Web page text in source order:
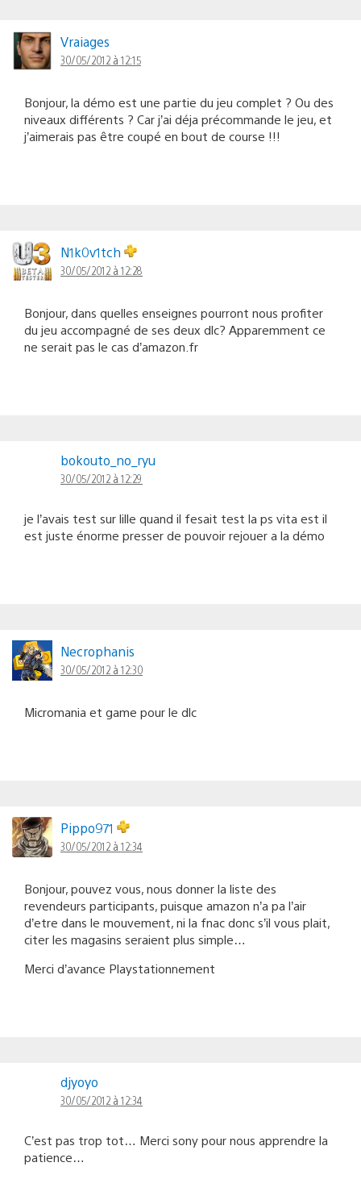
Vraiages
30/05/2012 à 12:15
Bonjour, la démo est une partie du jeu complet ? Ou des
niveaux différents ? Car j’ai déja précommande le jeu, et
j’aimerais pas être coupé en bout de course !!!
N1k0v1tch
30/05/2012 à 12:28
Bonjour, dans quelles enseignes pourront nous profiter
du jeu accompagné de ses deux dlc? Apparemment ce
ne serait pas le cas d’amazon.fr
bokouto_no_ryu
30/05/2012 à 12:29
je l’avais test sur lille quand il fesait test la ps vita est il
est juste énorme presser de pouvoir rejouer a la démo
Necrophanis
30/05/2012 à 12:30
Micromania et game pour le dlc
Pippo971
30/05/2012 à 12:34
Bonjour, pouvez vous, nous donner la liste des
revendeurs participants, puisque amazon n’a pa l’air
d’etre dans le mouvement, ni la fnac donc s’il vous plait,
citer les magasins seraient plus simple…
Merci d’avance Playstationnement
djyoyo
30/05/2012 à 12:34
C’est pas trop tot… Merci sony pour nous apprendre la
patience…